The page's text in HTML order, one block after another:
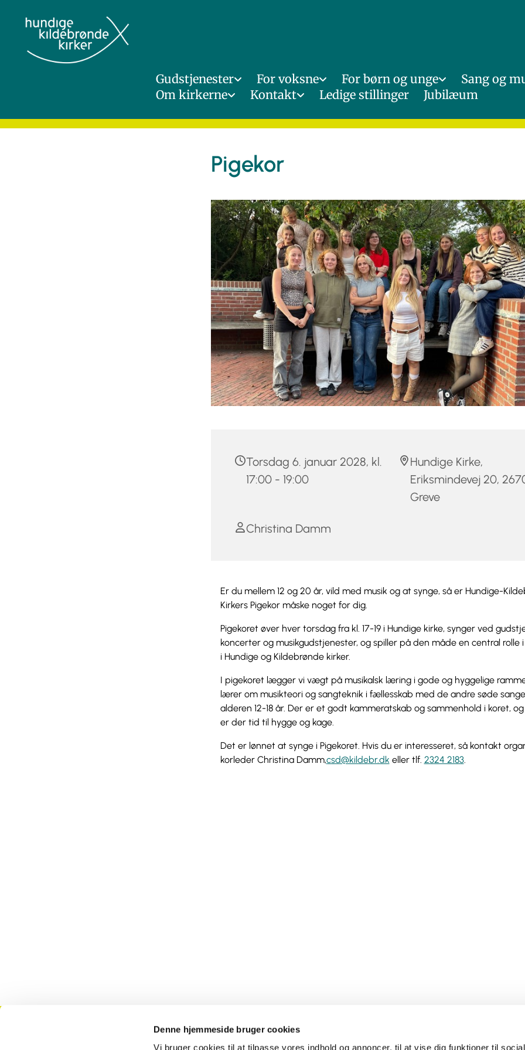
Denne hjemmeside bruger cookies
Vi bruger cookies til at tilpasse vores indhold og annoncer, til at vise dig funktioner til
Gudstjenester For voksne For børn og unge
Sang og
Om kirkerne
Kontakt Ledige stillinger Jubilæum
Pigekor
Torsdag 6. januar 2028, kl.
17:00 - 19:00
Hundige Kirke,
Eriksmindevej 20,
Greve
Christina Damm
Er du mellem 12 og 20 år, vild med musik og at synge, så er Hundige-
Kirkers Pigekor måske noget for dig.
Pigekoret øver hver torsdag fra kl. 17-19 i Hundige kirke, synger ved
koncerter og musikgudstjenester, og spiller på den måde en central rolle
i Hundige og Kildebrønde kirker.
I pigekoret lægger vi vægt på musikalsk læring i gode og hyggelige
lærer om musikteori og sangteknik i fællesskab med de andre søde
alderen 12-18 år. Der er et godt kammeratskab og sammenhold i koret,
er der tid til hygge og kage.
Det er lønnet at synge i Pigekoret. Hvis du er interesseret, så kontakt
korleder Christina Damm,csd@kildebr.dk eller tlf. 2324 2183.
Kontakt Tal med en præst